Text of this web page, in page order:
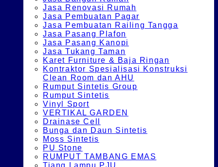
Jasa Renovasi Rumah
Jasa Pembuatan Pagar
Jasa Pembuatan Railing Tangga
Jasa Pasang Plafon
Jasa Pasang Kanopi
Jasa Tukang Taman
Karet Furniture & Baja Ringan
Kontraktor Spesialisasi Konstruksi
Clean Room dan AHU
Rumput Sintetis Group
Rumput Sintetis
Vinyl Sport
VERTIKAL GARDEN
Drainase Cell
Bunga dan Daun Sintetis
Moss Sintetis
PU Stone
RUMPUT TAMBANG EMAS
Tiang Lampu PJU